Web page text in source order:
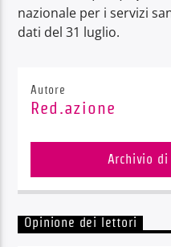
nazionale per i servizi
dati del 31 luglio.
Autore
Red.azione
Archivio
Opinione dei lettori